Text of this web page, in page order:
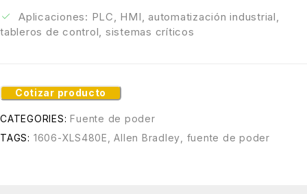
Aplicaciones: PLC, HMI, automatización industrial,
tableros de control, sistemas críticos
Cotizar producto
CATEGORIES: Fuente de poder
TAGS: 1606-XLS480E ,Allen Bradley fuente de poder